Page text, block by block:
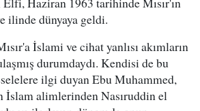
ilinde dünyaya geldi.
İslami ve cihat yanlısı akımların
durumdaydı. Kendisi de bu
ilgi duyan Ebu Muhammed,
İslam alimlerinden Nasıruddin el